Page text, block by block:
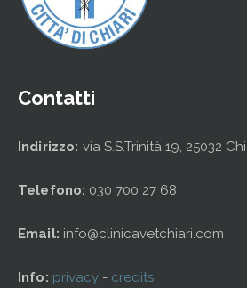
Contatti
Indirizzo: via S.S.Trinità 19, 25032
Telefono: 030 700 27 68
Email: info@clinicavetchiari.com
Info: privacy - credits